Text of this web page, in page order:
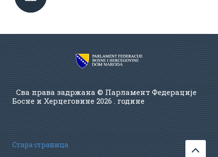
Сва права задржана © Парламент Федерације
Босне и Херцеговине 2026 . године
Стара страница